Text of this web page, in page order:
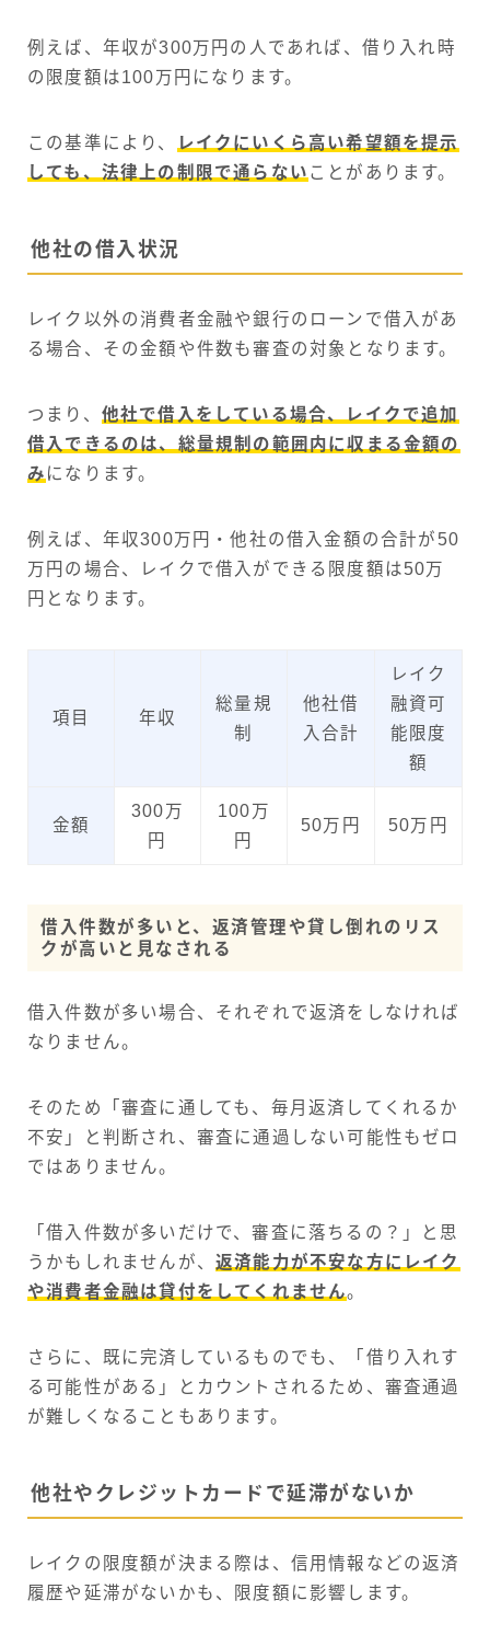
例えば、年収が300万円の人であれば、借り入れ時
の限度額は100万円になります。
この基準により、
レイクにいくら高い希望額を提示
しても、法律上の制限で通らない ことがあります。
他社の借入状況
レイク以外の消費者金融や銀行のローンで借入があ
る場合、その金額や件数も審査の対象となります。
つまり、 他社で借入をしている場合、レイクで追加
借入できるのは、総量規制の範囲内に収まる金額の
み になります。
例えば、年収300万円・他社の借入金額の合計が50
万円の場合、レイクで借入ができる限度額は50万
円となります。
項目 年収
総量規
制
他社借
入合計
レイク
融資可
能限度
額
金額
300万
円
100万
円
50万円 50万円
借入件数が多いと、返済管理や貸し倒れのリス
クが高いと見なされる
借入件数が多い場合、それぞれで返済をしなければ
なりません。
そのため「審査に通しても、毎月返済してくれるか
不安」と判断され、審査に通過しない可能性もゼロ
ではありません。
「借入件数が多いだけで、審査に落ちるの？」と思
うかもしれませんが、 返済能力が不安な方にレイク
や消費者金融は貸付をしてくれません。
さらに、既に完済しているものでも、「借り入れす
る可能性がある」とカウントされるため、審査通過
が難しくなることもあります。
他社やクレジットカードで延滞がないか
レイクの限度額が決まる際は、信用情報などの返済
履歴や延滞がないかも、限度額に影響します。